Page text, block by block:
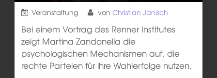
Veranstaltung von Christian Janisch
Bei einem Vortrag des Renner Institutes
zeigt Martina Zandonella die
psychologischen Mechanismen auf, die
rechte Parteien für ihre Wahlerfolge nutzen.